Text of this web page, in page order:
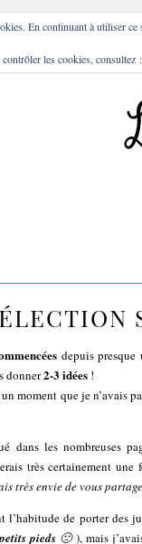
depuis
donner2-3 idées !
moment que je n’avais
dans les nombreuses
très certainement
très envie de vous
l’habitude de porter des
pieds🙁), mais
En continuant à utiliser
les cookies, consultez :